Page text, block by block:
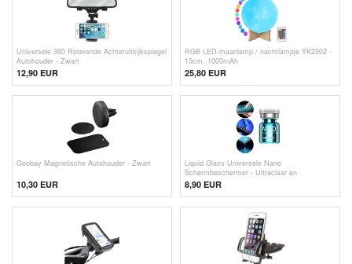
Universele 360 Roterende Achteruitkijkspiegel
Autohouder - Zwart
12,90 EUR
RGB LED-maanlamp / nachtlampje YK2302 -
15cm, 1000mAh
25,80 EUR
Goobay Magnetische Autohouder - Zwart
10,30 EUR
Liquid Glass Universele Nano
Schermbeschermer - Ultraclaar en
vingerafdrukvriendelijk
8,90 EUR